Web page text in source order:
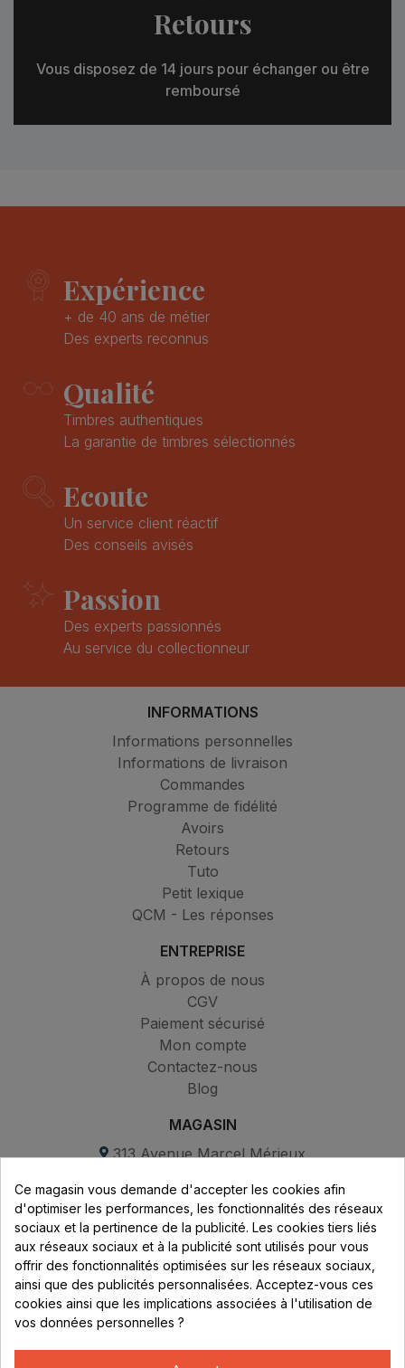
Retours
Vous disposez de 14 jours pour échanger ou être
remboursé
Expérience
+ de 40 ans de métier
Des experts reconnus
Qualité
Timbres authentiques
La garantie de timbres sélectionnés
Ecoute
Un service client réactif
Des conseils avisés
Passion
Des experts passionnés
Au service du collectionneur
INFORMATIONS
Informations personnelles
Informations de livraison
Commandes
Programme de fidélité
Avoirs
Retours
Tuto
Petit lexique
QCM - Les réponses
ENTREPRISE
À propos de nous
CGV
Paiement sécurisé
Mon compte
Contactez-nous
Blog
MAGASIN
313 Avenue Marcel Mérieux
69530 Brignais
Lundi au vendredi :
8h - 16h
uniquement sur Rendez-vous
CONTACT
04 78 37 00 68
Ce magasin vous demande d'accepter les cookies afin
d'optimiser les performances, les fonctionnalités des réseaux
sociaux et la pertinence de la publicité. Les cookies tiers liés
aux réseaux sociaux et à la publicité sont utilisés pour vous
offrir des fonctionnalités optimisées sur les réseaux sociaux,
ainsi que des publicités personnalisées. Acceptez-vous ces
cookies ainsi que les implications associées à l'utilisation de
vos données personnelles ?